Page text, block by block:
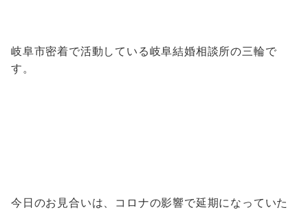
岐阜市密着で活動している岐阜結婚相談所の三輪で
す。
今日のお見合いは、コロナの影響で延期になっていた